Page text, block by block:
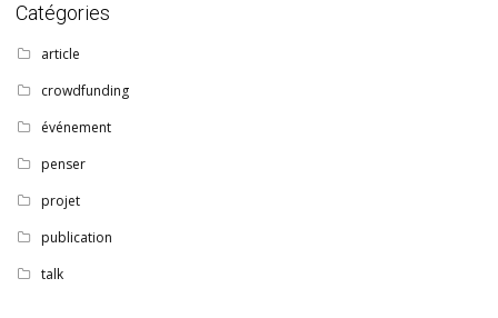
Catégories
article
crowdfunding
événement
penser
projet
publication
talk